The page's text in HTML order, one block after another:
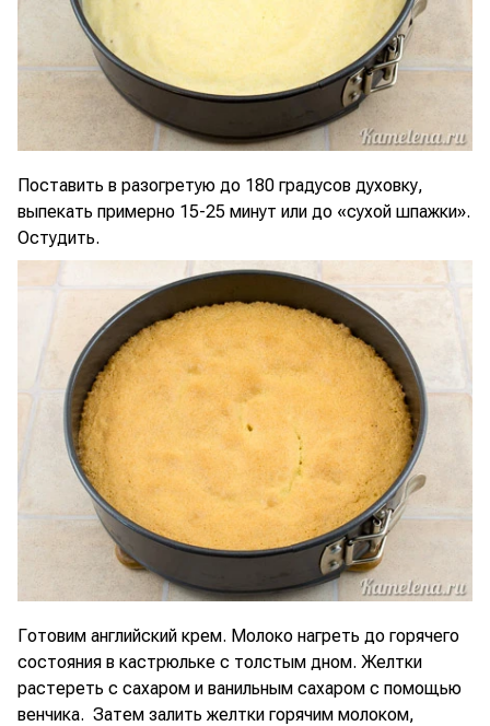
Поставить в разогретую до 180 градусов духовку,
выпекать примерно 15-25 минут или до «сухой шпажки».
Остудить.
Готовим английский крем. Молоко нагреть до горячего
состояния в кастрюльке с толстым дном. Желтки
растереть с сахаром и ванильным сахаром с помощью
венчика. Затем залить желтки горячим молоком,